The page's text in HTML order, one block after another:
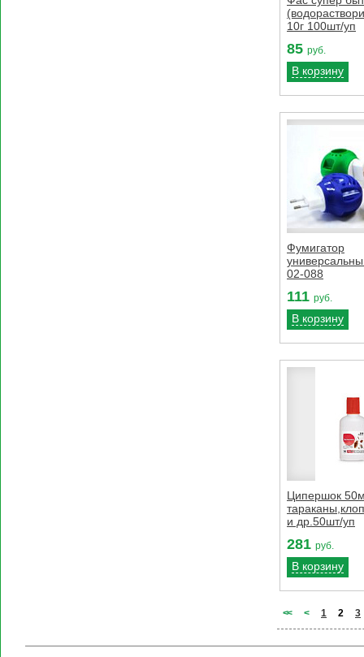
10г 100шт/уп
85 руб.
В корзину
Фумигатор
02-088
111 руб.
В корзину
Ципершок
и др.50шт/уп
281 руб.
В корзину
<< < 1 2 3